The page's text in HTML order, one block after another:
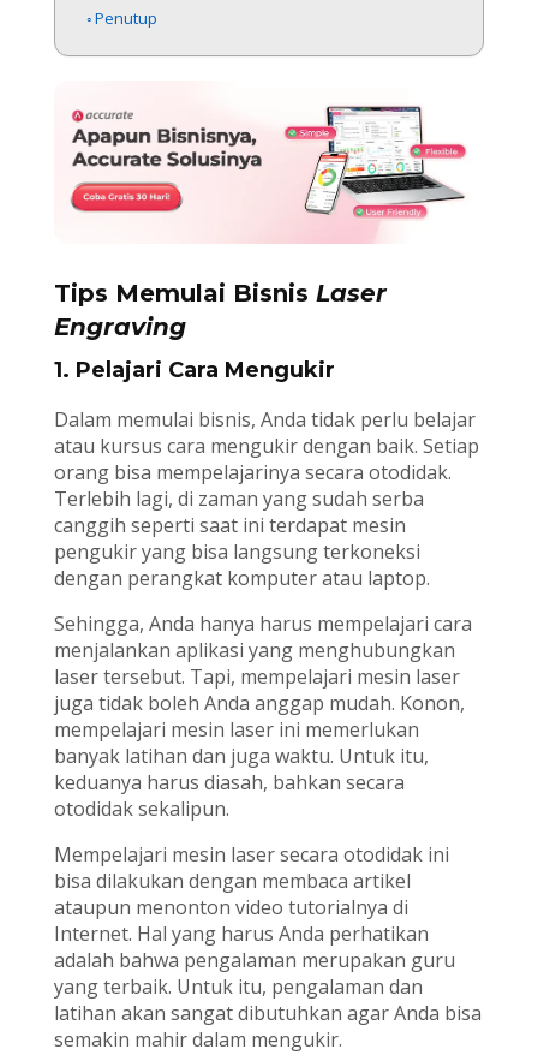
Penutup
Tips Memulai Bisnis Laser
Engraving
1. Pelajari Cara Mengukir
Dalam memulai bisnis, Anda tidak perlu belajar
atau kursus cara mengukir dengan baik. Setiap
orang bisa mempelajarinya secara otodidak.
Terlebih lagi, di zaman yang sudah serba
canggih seperti saat ini terdapat mesin
pengukir yang bisa langsung terkoneksi
dengan perangkat komputer atau laptop.
Sehingga, Anda hanya harus mempelajari cara
menjalankan aplikasi yang menghubungkan
laser tersebut. Tapi, mempelajari mesin laser
juga tidak boleh Anda anggap mudah. Konon,
mempelajari mesin laser ini memerlukan
banyak latihan dan juga waktu. Untuk itu,
keduanya harus diasah, bahkan secara
otodidak sekalipun.
Mempelajari mesin laser secara otodidak ini
bisa dilakukan dengan membaca artikel
ataupun menonton video tutorialnya di
Internet. Hal yang harus Anda perhatikan
adalah bahwa pengalaman merupakan guru
yang terbaik. Untuk itu, pengalaman dan
latihan akan sangat dibutuhkan agar Anda bisa
semakin mahir dalam mengukir.